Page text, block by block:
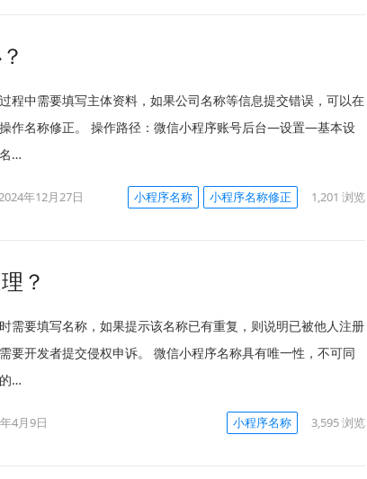
程中需要填写主体资料，如果公司名称等信息提交错误，可以在
作名称修正。 操作路径：微信小程序账号后台—设置—基本设
…
年12月27日 小程序名称 小程序名称修正 1,201 浏览
？
需要填写名称，如果提示该名称已有重复，则说明已被他人注册
要开发者提交侵权申诉。 微信小程序名称具有唯一性，不可同
…
4月9日 小程序名称 3,595浏览